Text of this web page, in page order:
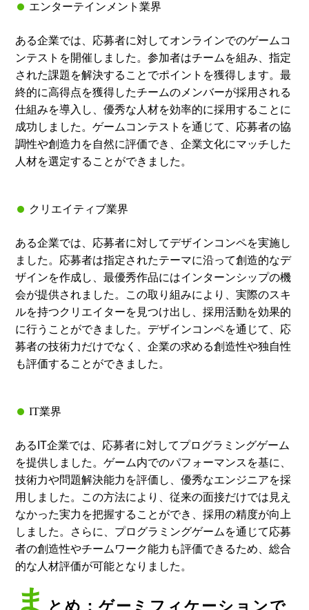
エンターテインメント業界
ある企業では、応募者に対してオンラインでのゲームコ
ンテストを開催しました。参加者はチームを組み、指定
された課題を解決することでポイントを獲得します。最
終的に高得点を獲得したチームのメンバーが採用される
仕組みを導入し、優秀な人材を効率的に採用することに
成功しました。ゲームコンテストを通じて、応募者の協
調性や創造力を自然に評価でき、企業文化にマッチした
人材を選定することができました。
クリエイティブ業界
ある企業では、応募者に対してデザインコンペを実施し
ました。応募者は指定されたテーマに沿って創造的なデ
ザインを作成し、最優秀作品にはインターンシップの機
会が提供されました。この取り組みにより、実際のスキ
ルを持つクリエイターを見つけ出し、採用活動を効果的
に行うことができました。デザインコンペを通じて、応
募者の技術力だけでなく、企業の求める創造性や独自性
も評価することができました。
IT業界
あるIT企業では、応募者に対してプログラミングゲーム
を提供しました。ゲーム内でのパフォーマンスを基に、
技術力や問題解決能力を評価し、優秀なエンジニアを採
用しました。この方法により、従来の面接だけでは見え
なかった実力を把握することができ、採用の精度が向上
しました。さらに、プログラミングゲームを通じて応募
者の創造性やチームワーク能力も評価できるため、総合
的な人材評価が可能となりました。
ま とめ：ゲーミフィケーションで